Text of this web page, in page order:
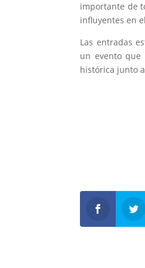
importante de
influyentes en
Las entradas
un evento que
histórica junto